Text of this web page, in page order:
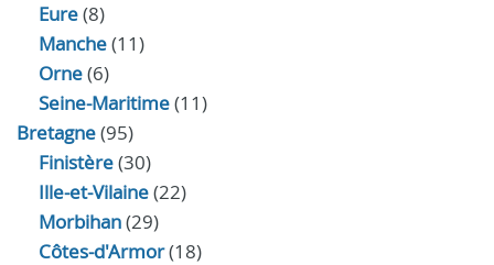
Eure(8)
Manche(11)
Orne(6)
Seine-Maritime(11)
Bretagne(95)
Finistère(30)
Ille-et-Vilaine(22)
Morbihan(29)
Côtes-d'Armor(18)